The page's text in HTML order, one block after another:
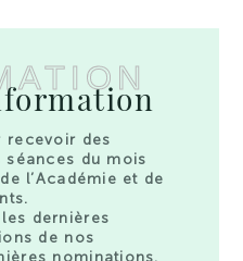
recevoir des
du mois
l’Académie et de
dernières
de nos
nominations.